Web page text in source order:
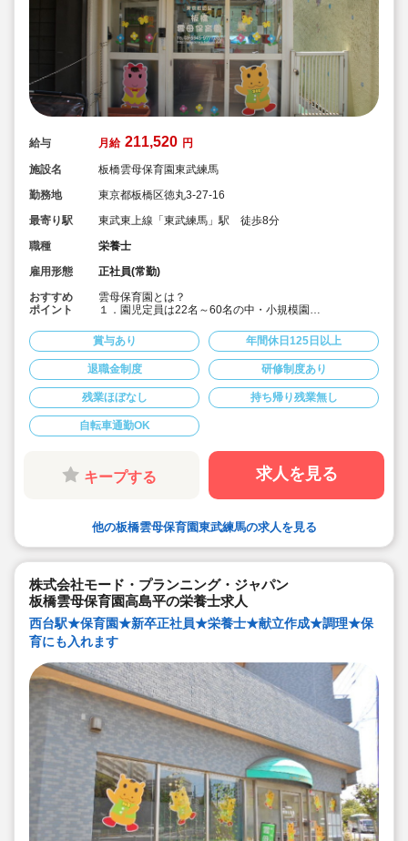
給与 月給 211,520 円
施設名
板橋雲母保育園東武練馬
勤務地
東京都板橋区徳丸3-27-16
最寄り駅
東武東上線「東武練馬」駅 徒歩8分
職種
栄養士
雇用形態
正社員(常勤)
おすすめ
ポイント
雲母保育園とは？
１．園児定員は22名～60名の中・小規模園
長を見守ることができます。
２．食育へのこだわりがすごい！
各園、管理栄養士・栄養士を複数名配置しています。独
自の食育への取り組みは以下です。
【オリジナルの献立作成】
各園、毎月自由にテーマを決めて献立を作成。
(例)「世界の料理を和風アレンジ給食」・「日本の郷土料
理献立」など、地域の特性や子ども達の好みを取り入れ
【クッキング保育】
月に1回程度、クッキング保育を取り入れ、子どもたちの
の買い出しに行くこともあります！
管理栄養士・栄養士も交代で保育に入っています。子ど
もたちの様子を間近で見ることで、1人1人に合った食の
面から成長を支えています。
３．保護者との『5分間対話』
毎日、お迎えの際に保護者の方とお話します。保護者の
方との何気ない会話、管理栄養士・栄養士としてのみな
スを行い、信頼関係を培っていきます。
そして、雲母保育園の売りは何と言っても
『働いている職員みなさん』です！
賞与あり 年間休日125日以上
退職金制度 研修制度あり
残業ほぼなし 持ち帰り残業無し
自転車通勤OK
キープする 求人を見る
他の板橋雲母保育園東武練馬の求人を見る
株式会社モード・プランニング・ジャパン
板橋雲母保育園高島平の栄養士求人
西台駅★保育園★新卒正社員★栄養士★献立作成★調理★保
育にも入れます